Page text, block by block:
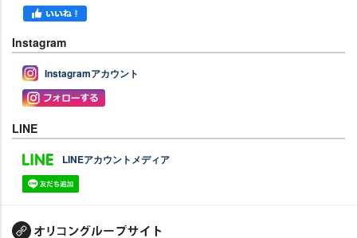
Instagram
Instagramアカウント
LINE
LINEアカウントメディア